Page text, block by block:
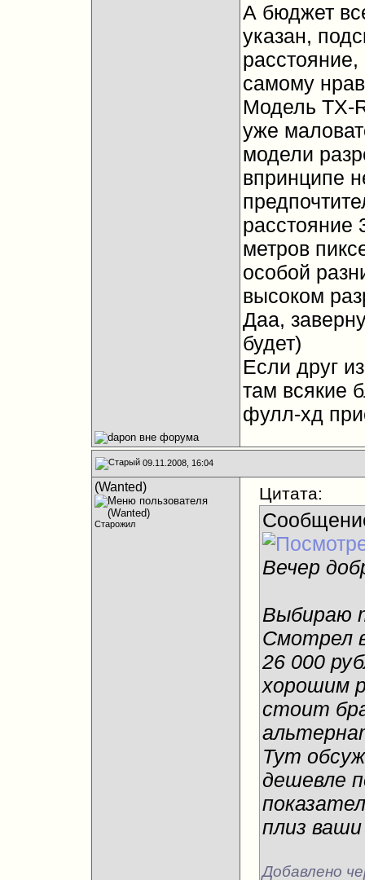
А бюджет
указан,
самому
Модель TX-
уже
модели
впринципе
расстояние
метров
особой
высоком
Даа,
будет)
Если друг
там всякие
фулл-хд
09.11.2008, 16:04
(Wanted)
Старожил
Цитата:
Вечер
Выбираю
Смотрел
26 000
хорошим
стоит
Тут
дешевле
плиз
Добавлено